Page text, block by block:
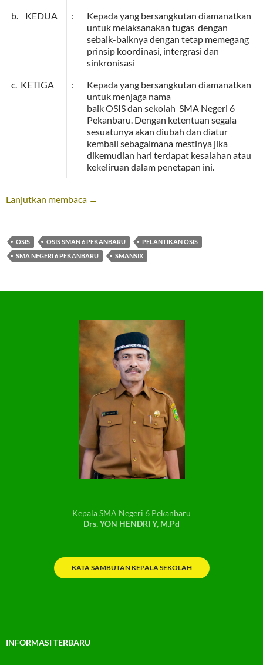
b. KEDUA
:
Kepada yang bersangkutan diamanatkan
untuk melaksanakan tugas dengan
sebaik-baiknya dengan tetap memegang
prinsip koordinasi, intergrasi dan
sinkronisasi
c. KETIGA
:
Kepada yang bersangkutan diamanatkan
untuk menjaga nama
baik OSIS dan sekolah SMA Negeri 6
Pekanbaru. Dengan ketentuan segala
sesuatunya akan diubah dan diatur
kembali sebagaimana mestinya jika
dikemudian hari terdapat kesalahan atau
kekeliruan dalam penetapan ini.
Lanjutkan membaca →
OSIS OSIS SMAN 6 PEKANBARU
PELANTIKAN OSIS
SMA NEGERI 6 PEKANBARU
SMANSIX
Kepala SMA Negeri 6 Pekanbaru
Drs. YON HENDRI Y, M.Pd
KATA SAMBUTAN KEPALA SEKOLAH
INFORMASI TERBARU